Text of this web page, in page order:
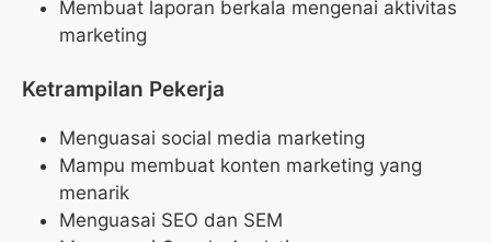
Membuat laporan berkala mengenai aktivitas
marketing
Ketrampilan Pekerja
Menguasai social media marketing
Mampu membuat konten marketing yang
menarik
Menguasai SEO dan SEM